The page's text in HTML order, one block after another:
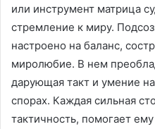
или инструмент матрица
стремление к миру.
настроено на баланс,
миролюбие. В нем
дарующая такт и умение
спорах. Каждая сильная
тактичность, помогает